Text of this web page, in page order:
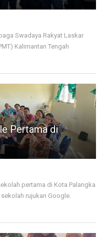
Swadaya Rakyat Laskar
Kalimantan Tengah
Pertama di
pertama di Kota Palangka
rujukan Google.